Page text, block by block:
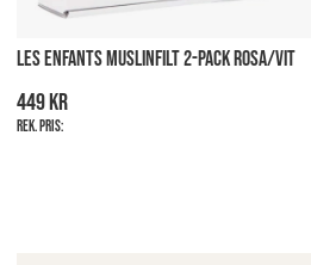
LES ENFANTS MUSLINFILT 2-PACK ROSA/VIT
449 kr
Rek. pris: